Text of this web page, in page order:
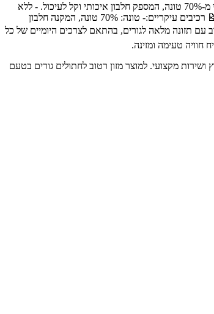
🐾 מיועד עבור:מזון רטוב זה מיועד במיוחד לגורי חתולים, ומספק להם מקור חלבון איכותי וקל לעיכול בתקופת הגדילה הקריטית. ✨ יתרונות מרכזיים:- חלבון איכותי: עשוי מ-70% טונה, המספק חלבון איכותי וקל לעיכול. - ללא
תוספים מלאכותיים: ללא צבעי מאכל, חומרים משמרים או גלוטן, לשמירה על בריאות הגור. - מרקם רך: נתחי טונה רכים המתאימים ללסתות הרגישות של גורי חתולים.📝 רכיבים עיקריים:- טונה: 70% טונה, המקנה חלבון
בשילוב עם תזונה מלאה לגורים, בהתאם לצרכים היומיים של כל
טעימה ומזינה.
מהיר לכל הארץ ושירות מקצועי. למוצר מזון רטוב לחתולים גורים בטעם